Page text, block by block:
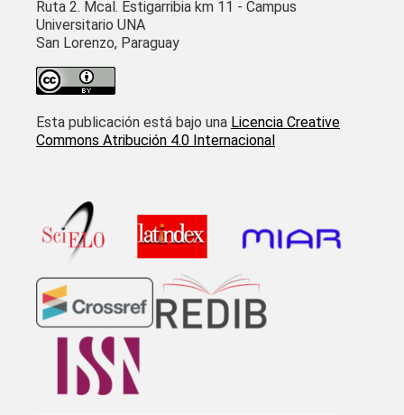
Ruta 2. Mcal. Estigarribia km 11 - Campus
Universitario UNA
San Lorenzo, Paraguay
Esta publicación está bajo una Licencia Creative
Commons Atribución 4.0 Internacional